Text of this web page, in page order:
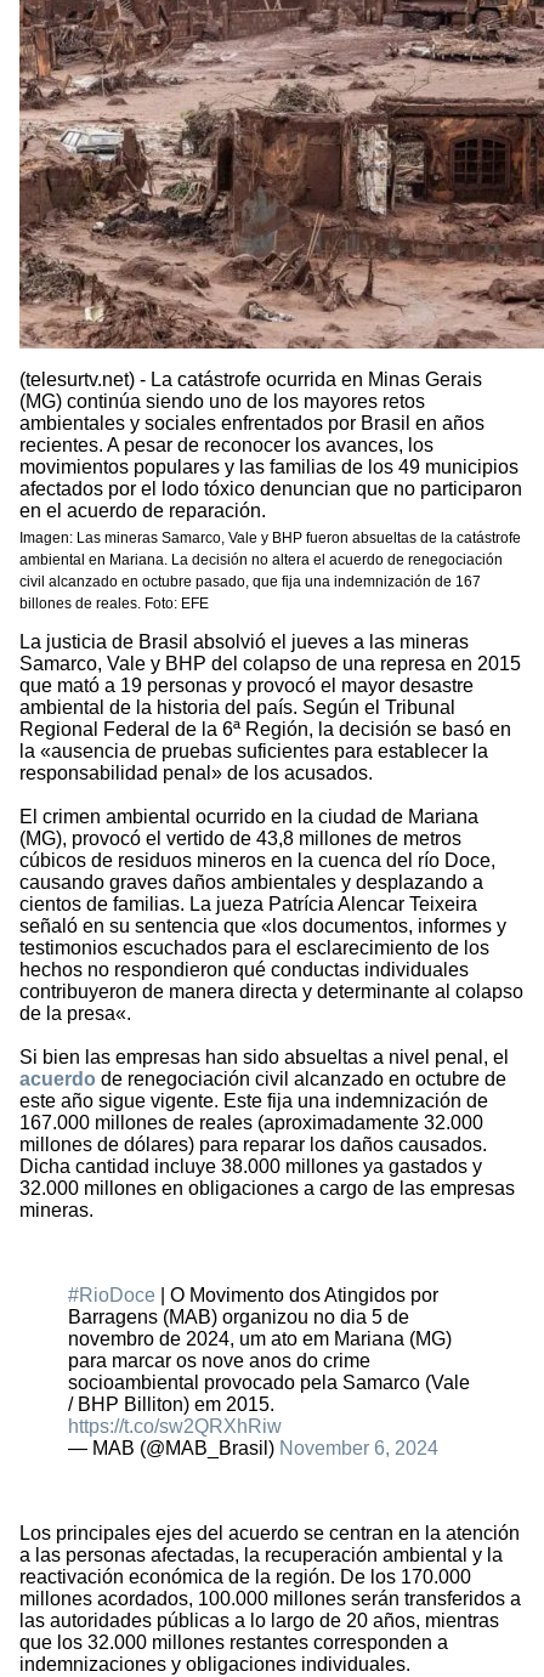
(telesurtv.net) - La catástrofe ocurrida en Minas Gerais
(MG) continúa siendo uno de los mayores retos
ambientales y sociales enfrentados por Brasil en años
recientes. A pesar de reconocer los avances, los
movimientos populares y las familias de los 49 municipios
afectados por el lodo tóxico denuncian que no participaron
en el acuerdo de reparación.
Imagen: Las mineras Samarco, Vale y BHP fueron absueltas de la catástrofe
ambiental en Mariana. La decisión no altera el acuerdo de renegociación
civil alcanzado en octubre pasado, que fija una indemnización de 167
billones de reales. Foto: EFE
La justicia de Brasil absolvió el jueves a las mineras
Samarco, Vale y BHP del colapso de una represa en 2015
que mató a 19 personas y provocó el mayor desastre
ambiental de la historia del país. Según el Tribunal
Regional Federal de la 6ª Región, la decisión se basó en
la «ausencia de pruebas suficientes para establecer la
responsabilidad penal» de los acusados.
El crimen ambiental ocurrido en la ciudad de Mariana
(MG), provocó el vertido de 43,8 millones de metros
cúbicos de residuos mineros en la cuenca del río Doce,
causando graves daños ambientales y desplazando a
cientos de familias. La jueza Patrícia Alencar Teixeira
señaló en su sentencia que «los documentos, informes y
testimonios escuchados para el esclarecimiento de los
hechos no respondieron qué conductas individuales
contribuyeron de manera directa y determinante al colapso
de la presa«.
Si bien las empresas han sido absueltas a nivel penal, el
acuerdo de renegociación civil alcanzado en octubre de
este año sigue vigente. Este fija una indemnización de
167.000 millones de reales (aproximadamente 32.000
millones de dólares) para reparar los daños causados.
Dicha cantidad incluye 38.000 millones ya gastados y
32.000 millones en obligaciones a cargo de las empresas
mineras.
#RioDoce | O Movimento dos Atingidos por
Barragens (MAB) organizou no dia 5 de
novembro de 2024, um ato em Mariana (MG)
para marcar os nove anos do crime
socioambiental provocado pela Samarco (Vale
/ BHP Billiton) em 2015.
https://t.co/sw2QRXhRiw
— MAB (@MAB_Brasil) November 6, 2024
Los principales ejes del acuerdo se centran en la atención
a las personas afectadas, la recuperación ambiental y la
reactivación económica de la región. De los 170.000
millones acordados, 100.000 millones serán transferidos a
las autoridades públicas a lo largo de 20 años, mientras
que los 32.000 millones restantes corresponden a
indemnizaciones y obligaciones individuales.